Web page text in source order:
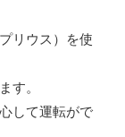
リウス）を使
す。
して運転がで